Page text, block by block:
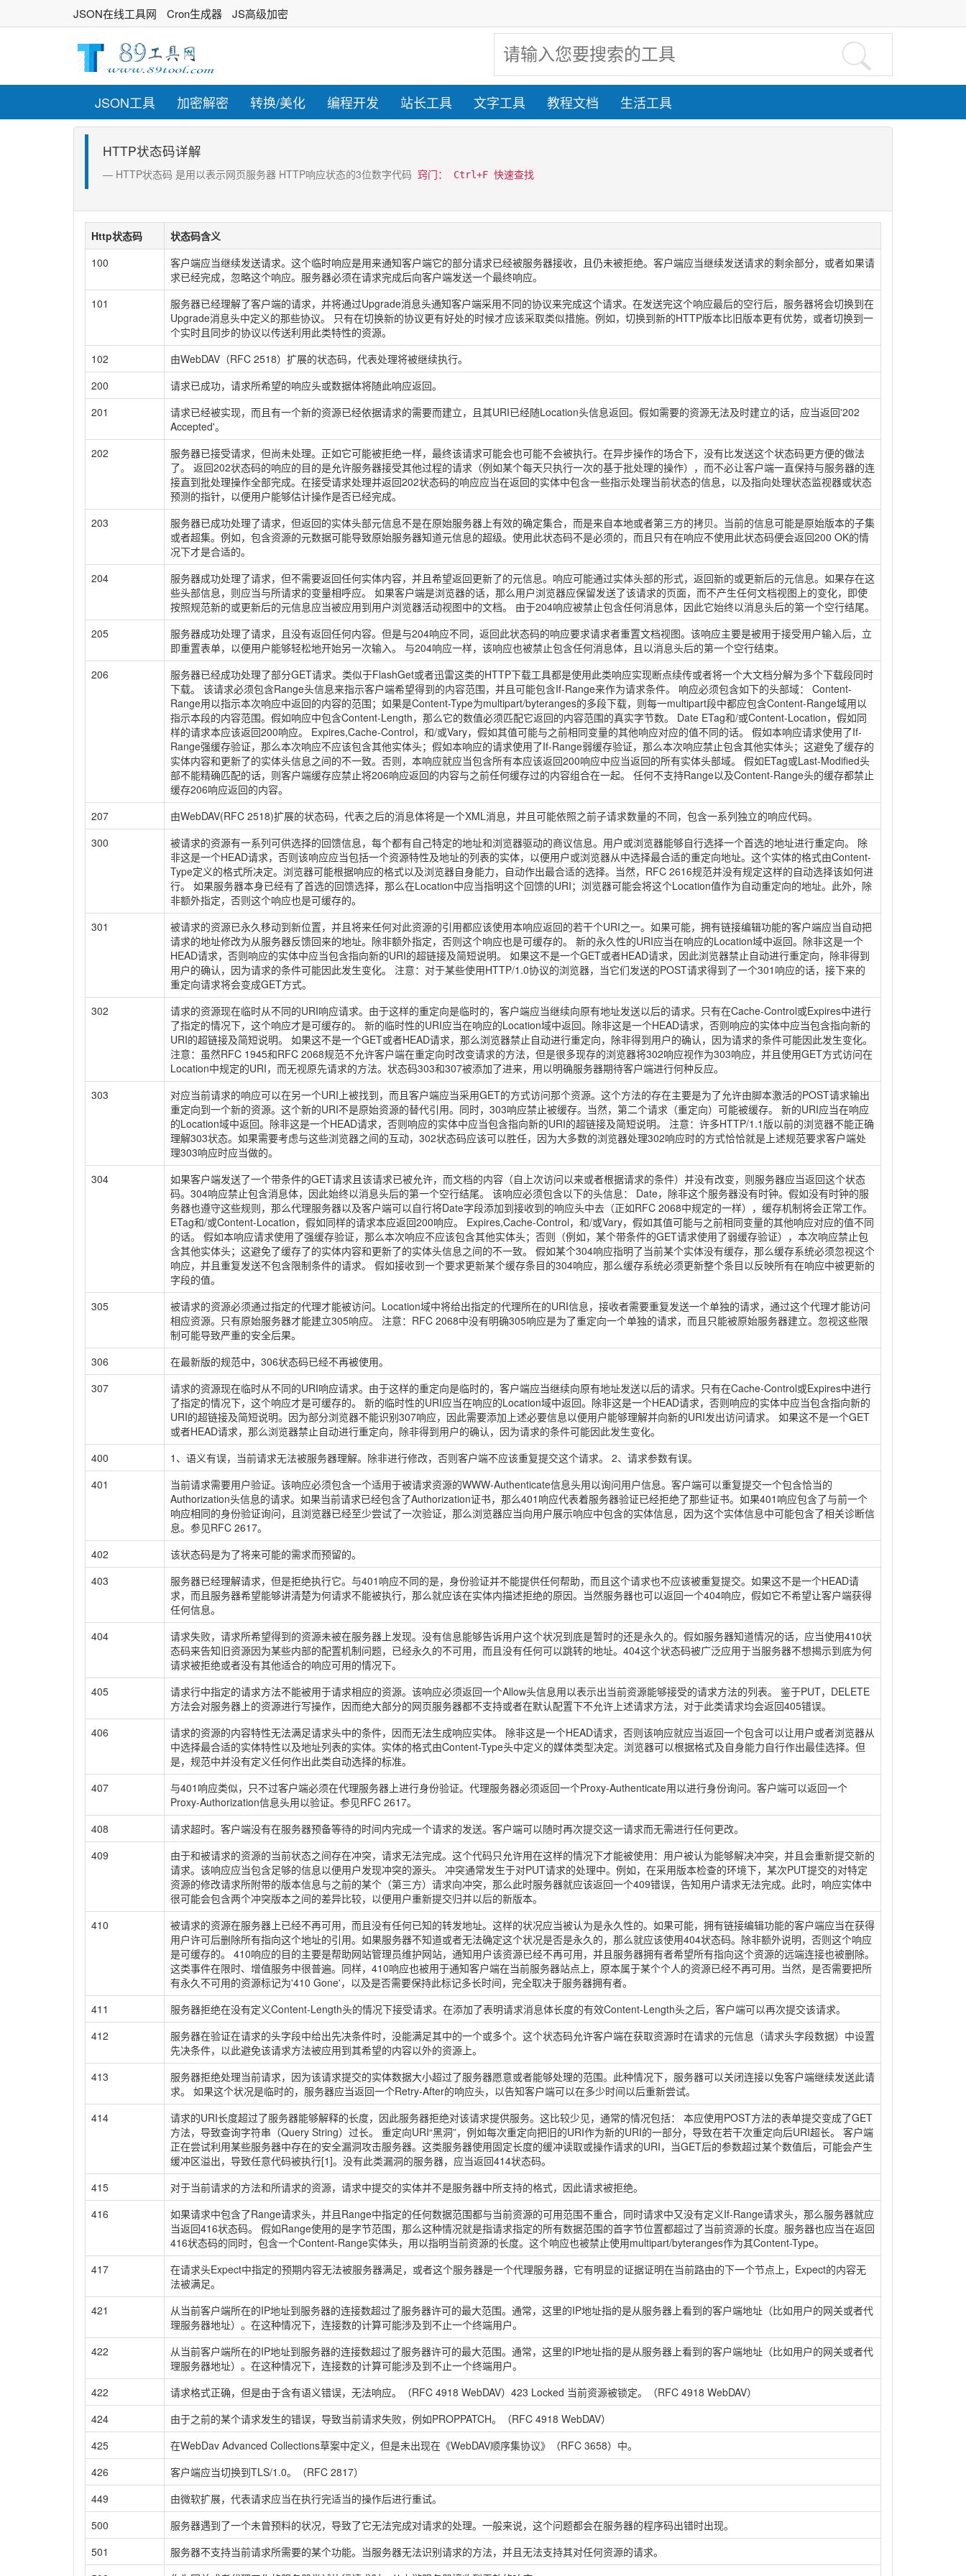
JSON在线工具网 Cron生成器 JS高级加密

JSON工具 加密解密 转换/美化 编程开发 站长工具 文字工具 教程文档 生活工具
HTTP状态码详解
HTTP状态码 是用以表示网页服务器 HTTP响应状态的3位数字代码 窍门： Ctrl+F 快速查找
Http状态码
状态码含义
100
客户端应当继续发送请求。这个临时响应是用来通知客户端它的部分请求已经被服务器接收，且仍未被拒绝。客户端应当继续发送请求的剩余部分，或者如果请
求已经完成，忽略这个响应。服务器必须在请求完成后向客户端发送一个最终响应。
101
服务器已经理解了客户端的请求，并将通过Upgrade消息头通知客户端采用不同的协议来完成这个请求。在发送完这个响应最后的空行后，服务器将会切换到在
Upgrade消息头中定义的那些协议。 只有在切换新的协议更有好处的时候才应该采取类似措施。例如，切换到新的HTTP版本比旧版本更有优势，或者切换到一
个实时且同步的协议以传送利用此类特性的资源。
102
由WebDAV（RFC 2518）扩展的状态码，代表处理将被继续执行。
200
请求已成功，请求所希望的响应头或数据体将随此响应返回。
201
请求已经被实现，而且有一个新的资源已经依据请求的需要而建立，且其URI已经随Location头信息返回。假如需要的资源无法及时建立的话，应当返回'202
Accepted'。
202
服务器已接受请求，但尚未处理。正如它可能被拒绝一样，最终该请求可能会也可能不会被执行。在异步操作的场合下，没有比发送这个状态码更方便的做法
了。 返回202状态码的响应的目的是允许服务器接受其他过程的请求（例如某个每天只执行一次的基于批处理的操作），而不必让客户端一直保持与服务器的连
接直到批处理操作全部完成。在接受请求处理并返回202状态码的响应应当在返回的实体中包含一些指示处理当前状态的信息，以及指向处理状态监视器或状态
预测的指针，以便用户能够估计操作是否已经完成。
203
服务器已成功处理了请求，但返回的实体头部元信息不是在原始服务器上有效的确定集合，而是来自本地或者第三方的拷贝。当前的信息可能是原始版本的子集
或者超集。例如，包含资源的元数据可能导致原始服务器知道元信息的超级。使用此状态码不是必须的，而且只有在响应不使用此状态码便会返回200 OK的情
况下才是合适的。
204
服务器成功处理了请求，但不需要返回任何实体内容，并且希望返回更新了的元信息。响应可能通过实体头部的形式，返回新的或更新后的元信息。如果存在这
些头部信息，则应当与所请求的变量相呼应。 如果客户端是浏览器的话，那么用户浏览器应保留发送了该请求的页面，而不产生任何文档视图上的变化，即使
按照规范新的或更新后的元信息应当被应用到用户浏览器活动视图中的文档。 由于204响应被禁止包含任何消息体，因此它始终以消息头后的第一个空行结尾。
205
服务器成功处理了请求，且没有返回任何内容。但是与204响应不同，返回此状态码的响应要求请求者重置文档视图。该响应主要是被用于接受用户输入后，立
即重置表单，以便用户能够轻松地开始另一次输入。 与204响应一样，该响应也被禁止包含任何消息体，且以消息头后的第一个空行结束。
206
服务器已经成功处理了部分GET请求。类似于FlashGet或者迅雷这类的HTTP下载工具都是使用此类响应实现断点续传或者将一个大文档分解为多个下载段同时
下载。 该请求必须包含Range头信息来指示客户端希望得到的内容范围，并且可能包含If-Range来作为请求条件。 响应必须包含如下的头部域： Content-
Range用以指示本次响应中返回的内容的范围；如果是Content-Type为multipart/byteranges的多段下载，则每一multipart段中都应包含Content-Range域用以
指示本段的内容范围。假如响应中包含Content-Length，那么它的数值必须匹配它返回的内容范围的真实字节数。 Date ETag和/或Content-Location，假如同
样的请求本应该返回200响应。 Expires,Cache-Control，和/或Vary，假如其值可能与之前相同变量的其他响应对应的值不同的话。 假如本响应请求使用了If-
Range强缓存验证，那么本次响应不应该包含其他实体头；假如本响应的请求使用了If-Range弱缓存验证，那么本次响应禁止包含其他实体头；这避免了缓存的
实体内容和更新了的实体头信息之间的不一致。否则，本响应就应当包含所有本应该返回200响应中应当返回的所有实体头部域。 假如ETag或Last-Modified头
部不能精确匹配的话，则客户端缓存应禁止将206响应返回的内容与之前任何缓存过的内容组合在一起。 任何不支持Range以及Content-Range头的缓存都禁止
缓存206响应返回的内容。
207
由WebDAV(RFC 2518)扩展的状态码，代表之后的消息体将是一个XML消息，并且可能依照之前子请求数量的不同，包含一系列独立的响应代码。
300
被请求的资源有一系列可供选择的回馈信息，每个都有自己特定的地址和浏览器驱动的商议信息。用户或浏览器能够自行选择一个首选的地址进行重定向。 除
非这是一个HEAD请求，否则该响应应当包括一个资源特性及地址的列表的实体，以便用户或浏览器从中选择最合适的重定向地址。这个实体的格式由Content-
Type定义的格式所决定。浏览器可能根据响应的格式以及浏览器自身能力，自动作出最合适的选择。当然，RFC 2616规范并没有规定这样的自动选择该如何进
行。 如果服务器本身已经有了首选的回馈选择，那么在Location中应当指明这个回馈的URI；浏览器可能会将这个Location值作为自动重定向的地址。此外，除
非额外指定，否则这个响应也是可缓存的。
301
被请求的资源已永久移动到新位置，并且将来任何对此资源的引用都应该使用本响应返回的若干个URI之一。如果可能，拥有链接编辑功能的客户端应当自动把
请求的地址修改为从服务器反馈回来的地址。除非额外指定，否则这个响应也是可缓存的。 新的永久性的URI应当在响应的Location域中返回。除非这是一个
HEAD请求，否则响应的实体中应当包含指向新的URI的超链接及简短说明。 如果这不是一个GET或者HEAD请求，因此浏览器禁止自动进行重定向，除非得到
用户的确认，因为请求的条件可能因此发生变化。 注意：对于某些使用HTTP/1.0协议的浏览器，当它们发送的POST请求得到了一个301响应的话，接下来的
重定向请求将会变成GET方式。
302
请求的资源现在临时从不同的URI响应请求。由于这样的重定向是临时的，客户端应当继续向原有地址发送以后的请求。只有在Cache-Control或Expires中进行
了指定的情况下，这个响应才是可缓存的。 新的临时性的URI应当在响应的Location域中返回。除非这是一个HEAD请求，否则响应的实体中应当包含指向新的
URI的超链接及简短说明。 如果这不是一个GET或者HEAD请求，那么浏览器禁止自动进行重定向，除非得到用户的确认，因为请求的条件可能因此发生变化。
注意：虽然RFC 1945和RFC 2068规范不允许客户端在重定向时改变请求的方法，但是很多现存的浏览器将302响应视作为303响应，并且使用GET方式访问在
Location中规定的URI，而无视原先请求的方法。状态码303和307被添加了进来，用以明确服务器期待客户端进行何种反应。
303
对应当前请求的响应可以在另一个URI上被找到，而且客户端应当采用GET的方式访问那个资源。这个方法的存在主要是为了允许由脚本激活的POST请求输出
重定向到一个新的资源。这个新的URI不是原始资源的替代引用。同时，303响应禁止被缓存。当然，第二个请求（重定向）可能被缓存。 新的URI应当在响应
的Location域中返回。除非这是一个HEAD请求，否则响应的实体中应当包含指向新的URI的超链接及简短说明。 注意：许多HTTP/1.1版以前的浏览器不能正确
理解303状态。如果需要考虑与这些浏览器之间的互动，302状态码应该可以胜任，因为大多数的浏览器处理302响应时的方式恰恰就是上述规范要求客户端处
理303响应时应当做的。
304
如果客户端发送了一个带条件的GET请求且该请求已被允许，而文档的内容（自上次访问以来或者根据请求的条件）并没有改变，则服务器应当返回这个状态
码。304响应禁止包含消息体，因此始终以消息头后的第一个空行结尾。 该响应必须包含以下的头信息： Date，除非这个服务器没有时钟。假如没有时钟的服
务器也遵守这些规则，那么代理服务器以及客户端可以自行将Date字段添加到接收到的响应头中去（正如RFC 2068中规定的一样），缓存机制将会正常工作。
ETag和/或Content-Location，假如同样的请求本应返回200响应。 Expires,Cache-Control，和/或Vary，假如其值可能与之前相同变量的其他响应对应的值不同
的话。 假如本响应请求使用了强缓存验证，那么本次响应不应该包含其他实体头；否则（例如，某个带条件的GET请求使用了弱缓存验证），本次响应禁止包
含其他实体头；这避免了缓存了的实体内容和更新了的实体头信息之间的不一致。 假如某个304响应指明了当前某个实体没有缓存，那么缓存系统必须忽视这个
响应，并且重复发送不包含限制条件的请求。 假如接收到一个要求更新某个缓存条目的304响应，那么缓存系统必须更新整个条目以反映所有在响应中被更新的
字段的值。
305
被请求的资源必须通过指定的代理才能被访问。Location域中将给出指定的代理所在的URI信息，接收者需要重复发送一个单独的请求，通过这个代理才能访问
相应资源。只有原始服务器才能建立305响应。 注意：RFC 2068中没有明确305响应是为了重定向一个单独的请求，而且只能被原始服务器建立。忽视这些限
制可能导致严重的安全后果。
306
在最新版的规范中，306状态码已经不再被使用。
307
请求的资源现在临时从不同的URI响应请求。由于这样的重定向是临时的，客户端应当继续向原有地址发送以后的请求。只有在Cache-Control或Expires中进行
了指定的情况下，这个响应才是可缓存的。 新的临时性的URI应当在响应的Location域中返回。除非这是一个HEAD请求，否则响应的实体中应当包含指向新的
URI的超链接及简短说明。因为部分浏览器不能识别307响应，因此需要添加上述必要信息以便用户能够理解并向新的URI发出访问请求。 如果这不是一个GET
或者HEAD请求，那么浏览器禁止自动进行重定向，除非得到用户的确认，因为请求的条件可能因此发生变化。
400
1、语义有误，当前请求无法被服务器理解。除非进行修改，否则客户端不应该重复提交这个请求。 2、请求参数有误。
401
当前请求需要用户验证。该响应必须包含一个适用于被请求资源的WWW-Authenticate信息头用以询问用户信息。客户端可以重复提交一个包含恰当的
Authorization头信息的请求。如果当前请求已经包含了Authorization证书，那么401响应代表着服务器验证已经拒绝了那些证书。如果401响应包含了与前一个
响应相同的身份验证询问，且浏览器已经至少尝试了一次验证，那么浏览器应当向用户展示响应中包含的实体信息，因为这个实体信息中可能包含了相关诊断信
息。参见RFC 2617。
402
该状态码是为了将来可能的需求而预留的。
403
服务器已经理解请求，但是拒绝执行它。与401响应不同的是，身份验证并不能提供任何帮助，而且这个请求也不应该被重复提交。如果这不是一个HEAD请
求，而且服务器希望能够讲清楚为何请求不能被执行，那么就应该在实体内描述拒绝的原因。当然服务器也可以返回一个404响应，假如它不希望让客户端获得
任何信息。
404
请求失败，请求所希望得到的资源未被在服务器上发现。没有信息能够告诉用户这个状况到底是暂时的还是永久的。假如服务器知道情况的话，应当使用410状
态码来告知旧资源因为某些内部的配置机制问题，已经永久的不可用，而且没有任何可以跳转的地址。404这个状态码被广泛应用于当服务器不想揭示到底为何
请求被拒绝或者没有其他适合的响应可用的情况下。
405
请求行中指定的请求方法不能被用于请求相应的资源。该响应必须返回一个Allow头信息用以表示出当前资源能够接受的请求方法的列表。 鉴于PUT，DELETE
方法会对服务器上的资源进行写操作，因而绝大部分的网页服务器都不支持或者在默认配置下不允许上述请求方法，对于此类请求均会返回405错误。
406
请求的资源的内容特性无法满足请求头中的条件，因而无法生成响应实体。 除非这是一个HEAD请求，否则该响应就应当返回一个包含可以让用户或者浏览器从
中选择最合适的实体特性以及地址列表的实体。实体的格式由Content-Type头中定义的媒体类型决定。浏览器可以根据格式及自身能力自行作出最佳选择。但
是，规范中并没有定义任何作出此类自动选择的标准。
407
与401响应类似，只不过客户端必须在代理服务器上进行身份验证。代理服务器必须返回一个Proxy-Authenticate用以进行身份询问。客户端可以返回一个
Proxy-Authorization信息头用以验证。参见RFC 2617。
408
请求超时。客户端没有在服务器预备等待的时间内完成一个请求的发送。客户端可以随时再次提交这一请求而无需进行任何更改。
409
由于和被请求的资源的当前状态之间存在冲突，请求无法完成。这个代码只允许用在这样的情况下才能被使用：用户被认为能够解决冲突，并且会重新提交新的
请求。该响应应当包含足够的信息以便用户发现冲突的源头。 冲突通常发生于对PUT请求的处理中。例如，在采用版本检查的环境下，某次PUT提交的对特定
资源的修改请求所附带的版本信息与之前的某个（第三方）请求向冲突，那么此时服务器就应该返回一个409错误，告知用户请求无法完成。此时，响应实体中
很可能会包含两个冲突版本之间的差异比较，以便用户重新提交归并以后的新版本。
410
被请求的资源在服务器上已经不再可用，而且没有任何已知的转发地址。这样的状况应当被认为是永久性的。如果可能，拥有链接编辑功能的客户端应当在获得
用户许可后删除所有指向这个地址的引用。如果服务器不知道或者无法确定这个状况是否是永久的，那么就应该使用404状态码。除非额外说明，否则这个响应
是可缓存的。 410响应的目的主要是帮助网站管理员维护网站，通知用户该资源已经不再可用，并且服务器拥有者希望所有指向这个资源的远端连接也被删除。
这类事件在限时、增值服务中很普遍。同样，410响应也被用于通知客户端在当前服务器站点上，原本属于某个个人的资源已经不再可用。当然，是否需要把所
有永久不可用的资源标记为'410 Gone'，以及是否需要保持此标记多长时间，完全取决于服务器拥有者。
411
服务器拒绝在没有定义Content-Length头的情况下接受请求。在添加了表明请求消息体长度的有效Content-Length头之后，客户端可以再次提交该请求。
412
服务器在验证在请求的头字段中给出先决条件时，没能满足其中的一个或多个。这个状态码允许客户端在获取资源时在请求的元信息（请求头字段数据）中设置
先决条件，以此避免该请求方法被应用到其希望的内容以外的资源上。
413
服务器拒绝处理当前请求，因为该请求提交的实体数据大小超过了服务器愿意或者能够处理的范围。此种情况下，服务器可以关闭连接以免客户端继续发送此请
求。 如果这个状况是临时的，服务器应当返回一个Retry-After的响应头，以告知客户端可以在多少时间以后重新尝试。
414
请求的URI长度超过了服务器能够解释的长度，因此服务器拒绝对该请求提供服务。这比较少见，通常的情况包括： 本应使用POST方法的表单提交变成了GET
方法，导致查询字符串（Query String）过长。 重定向URI“黑洞”，例如每次重定向把旧的URI作为新的URI的一部分，导致在若干次重定向后URI超长。 客户端
正在尝试利用某些服务器中存在的安全漏洞攻击服务器。这类服务器使用固定长度的缓冲读取或操作请求的URI，当GET后的参数超过某个数值后，可能会产生
缓冲区溢出，导致任意代码被执行[1]。没有此类漏洞的服务器，应当返回414状态码。
415
对于当前请求的方法和所请求的资源，请求中提交的实体并不是服务器中所支持的格式，因此请求被拒绝。
416
如果请求中包含了Range请求头，并且Range中指定的任何数据范围都与当前资源的可用范围不重合，同时请求中又没有定义If-Range请求头，那么服务器就应
当返回416状态码。 假如Range使用的是字节范围，那么这种情况就是指请求指定的所有数据范围的首字节位置都超过了当前资源的长度。服务器也应当在返回
416状态码的同时，包含一个Content-Range实体头，用以指明当前资源的长度。这个响应也被禁止使用multipart/byteranges作为其Content-Type。
417
在请求头Expect中指定的预期内容无法被服务器满足，或者这个服务器是一个代理服务器，它有明显的证据证明在当前路由的下一个节点上，Expect的内容无
法被满足。
421
从当前客户端所在的IP地址到服务器的连接数超过了服务器许可的最大范围。通常，这里的IP地址指的是从服务器上看到的客户端地址（比如用户的网关或者代
理服务器地址）。在这种情况下，连接数的计算可能涉及到不止一个终端用户。
422
从当前客户端所在的IP地址到服务器的连接数超过了服务器许可的最大范围。通常，这里的IP地址指的是从服务器上看到的客户端地址（比如用户的网关或者代
理服务器地址）。在这种情况下，连接数的计算可能涉及到不止一个终端用户。
422
请求格式正确，但是由于含有语义错误，无法响应。（RFC 4918 WebDAV）423 Locked 当前资源被锁定。（RFC 4918 WebDAV）
424
由于之前的某个请求发生的错误，导致当前请求失败，例如PROPPATCH。（RFC 4918 WebDAV）
425
在WebDav Advanced Collections草案中定义，但是未出现在《WebDAV顺序集协议》（RFC 3658）中。
426
客户端应当切换到TLS/1.0。（RFC 2817）
449
由微软扩展，代表请求应当在执行完适当的操作后进行重试。
500
服务器遇到了一个未曾预料的状况，导致了它无法完成对请求的处理。一般来说，这个问题都会在服务器的程序码出错时出现。
501
服务器不支持当前请求所需要的某个功能。当服务器无法识别请求的方法，并且无法支持其对任何资源的请求。